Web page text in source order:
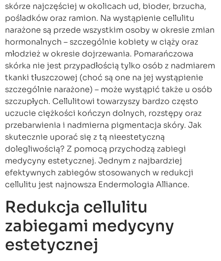
skórze najczęściej w okolicach ud, bioder, brzucha,
pośladków oraz ramion. Na wystąpienie cellulitu
narażone są przede wszystkim osoby w okresie zmian
hormonalnych – szczególnie kobiety w ciąży oraz
młodzież w okresie dojrzewania. Pomarańczowa
skórka nie jest przypadłością tylko osób z nadmiarem
tkanki tłuszczowej (choć są one na jej wystąpienie
szczególnie narażone) – może wystąpić także u osób
szczupłych. Cellulitowi towarzyszy bardzo często
uczucie ciężkości kończyn dolnych, rozstępy oraz
przebarwienia i nadmierna pigmentacja skóry. Jak
skutecznie uporać się z tą nieestetyczną
dolegliwością? Z pomocą przychodzą zabiegi
medycyny estetycznej. Jednym z najbardziej
efektywnych zabiegów stosowanych w redukcji
cellulitu jest najnowsza Endermologia Alliance.
Redukcja cellulitu
zabiegami medycyny
estetycznej